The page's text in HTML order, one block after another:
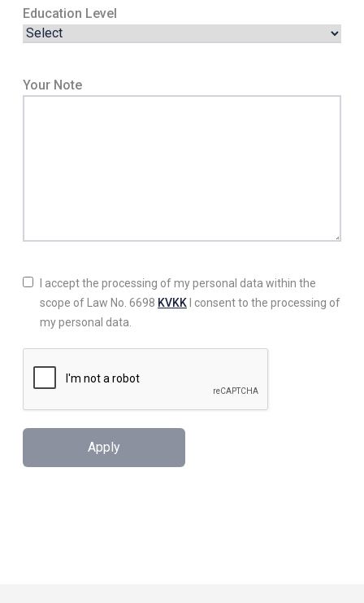
Education Level
Your Note
I accept the processing of my personal data within the
scope of Law No. 6698 KVKK I consent to the processing of
my personal data.
Apply